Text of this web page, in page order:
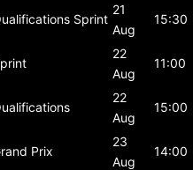
Sprint
21
Aug
15:30
22
Aug
11:00
22
Aug
15:00
Prix
23
Aug
14:00